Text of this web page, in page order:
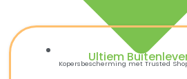
Kopersbescherming met Trusted
Ultiem